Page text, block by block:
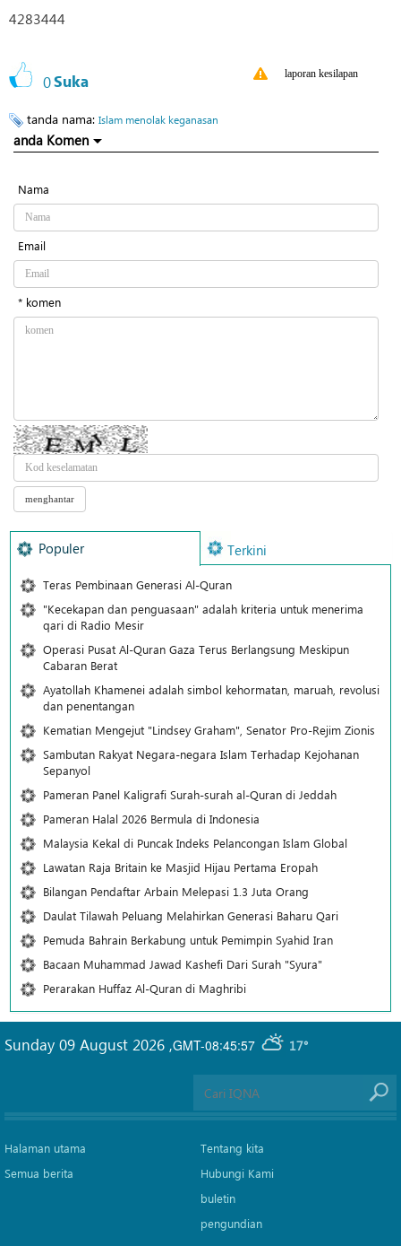
4283444
0Suka laporan kesilapan
tanda nama: Islam menolak keganasan
anda Komen
Nama
Email
* komen
Populer Terkini
Teras Pembinaan Generasi Al-Quran
"Kecekapan dan penguasaan" adalah kriteria untuk menerima
qari di Radio Mesir
Operasi Pusat Al-Quran Gaza Terus Berlangsung Meskipun
Cabaran Berat
Ayatollah Khamenei adalah simbol kehormatan, maruah, revolusi
dan penentangan
Kematian Mengejut "Lindsey Graham", Senator Pro-Rejim Zionis
Sambutan Rakyat Negara-negara Islam Terhadap Kejohanan
Sepanyol
Pameran Panel Kaligrafi Surah-surah al-Quran di Jeddah
Pameran Halal 2026 Bermula di Indonesia
Malaysia Kekal di Puncak Indeks Pelancongan Islam Global
Lawatan Raja Britain ke Masjid Hijau Pertama Eropah
Bilangan Pendaftar Arbain Melepasi 1.3 Juta Orang
Daulat Tilawah Peluang Melahirkan Generasi Baharu Qari
Pemuda Bahrain Berkabung untuk Pemimpin Syahid Iran
Bacaan Muhammad Jawad Kashefi Dari Surah "Syura"
Perarakan Huffaz Al-Quran di Maghribi
GMT-08:45:57 17°
Sunday 09 August 2026 ,
Halaman utama
Semua berita
Tentang kita
Hubungi Kami
buletin
pengundian